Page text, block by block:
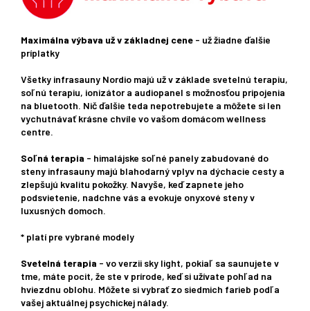
Maximálna výbava už v základnej cene - už žiadne ďalšie
príplatky
Všetky infrasauny Nordio majú už v základe svetelnú terapiu,
soľnú terapiu, ionizátor a audiopanel s možnosťou pripojenia
na bluetooth. Nič ďalšie teda nepotrebujete a môžete si len
vychutnávať krásne chvíle vo vašom domácom wellness
centre.
Soľná terapia - himalájske soľné panely zabudované do
steny infrasauny majú blahodarný vplyv na dýchacie cesty a
zlepšujú kvalitu pokožky. Navyše, keď zapnete jeho
podsvietenie, nadchne vás a evokuje onyxové steny v
luxusných domoch.
* platí pre vybrané modely
Svetelná terapia - vo verzii sky light, pokiaľ sa saunujete v
tme, máte pocit, že ste v prírode, keď si užívate pohľad na
hviezdnu oblohu. Môžete si vybrať zo siedmich farieb podľa
vašej aktuálnej psychickej nálady.